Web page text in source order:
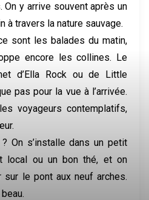
y arrive souvent après un
à travers la nature sauvage.
sont les balades du matin,
encore les collines. Le
d’Ella Rock ou de Little
pas pour la vue à l’arrivée.
voyageurs contemplatifs,
On s’installe dans un petit
local ou un bon thé, et on
le pont aux neuf arches.